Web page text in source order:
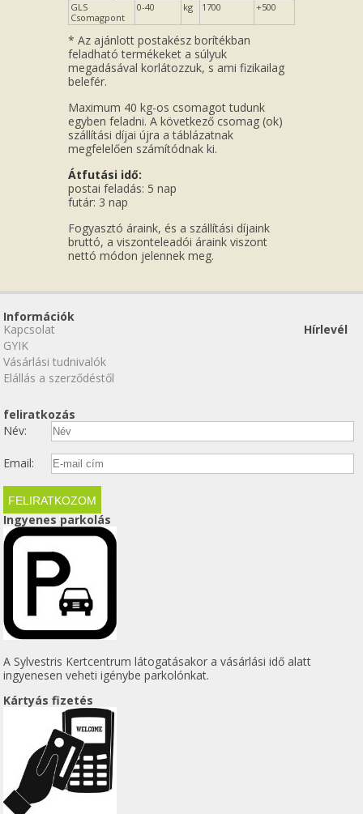
GLS
Csomagpont
0-40 kg 1700 +500
* Az ajánlott postakész borítékban
feladható termékeket a súlyuk
megadásával korlátozzuk, s ami fizikailag
belefér.
Maximum 40 kg-os csomagot tudunk
egyben feladni. A következő csomag (ok)
szállítási díjai újra a táblázatnak
megfelelően számítódnak ki.
Átfutási idő:
postai feladás: 5 nap
futár: 3 nap
Fogyasztó áraink, és a szállítási díjaink
bruttó, a viszonteleadói áraink viszont
nettó módon jelennek meg.
Információk
Kapcsolat
GYIK
Vásárlási tudnivalók
Elállás a szerződéstől
Hírlevél
feliratkozás
Név:
Email:
Ingyenes parkolás
A Sylvestris Kertcentrum látogatásakor a vásárlási idő alatt
ingyenesen veheti igénybe parkolónkat.
Kártyás fizetés